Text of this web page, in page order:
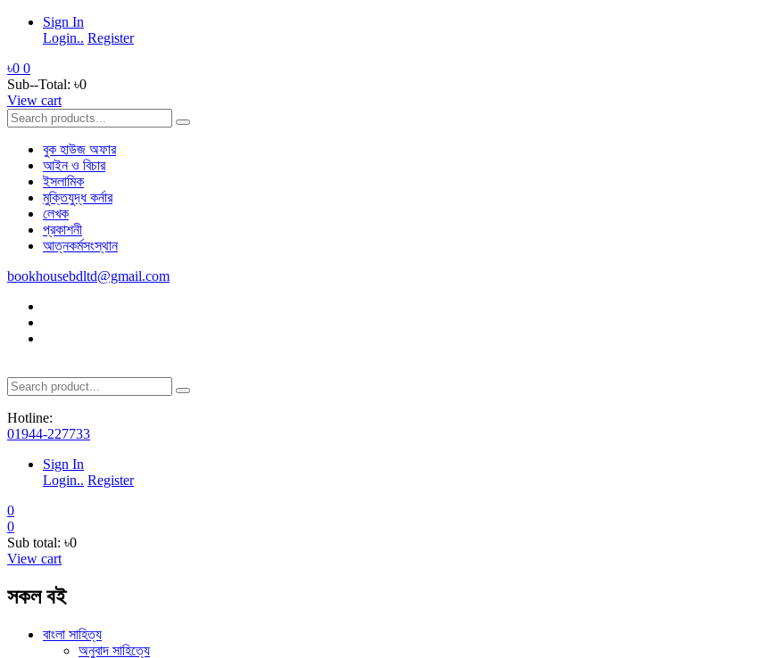
Sign In
Login.. Register
৳0 0
Sub--Total: ৳0
View cart
বুক হাউজ অফার
আইন ও বিচার
ইসলামিক
মুক্তিযুদ্ধ কর্নার
লেখক
প্রকাশনী
আত্নকর্মসংস্থান
bookhousebdltd@gmail.com
Hotline:
01944-227733
Sign In
Login.. Register
0
0
Sub total: ৳0
View cart
সকল বই
বাংলা সাহিত্য
অনুবাদ সাহিত্যে